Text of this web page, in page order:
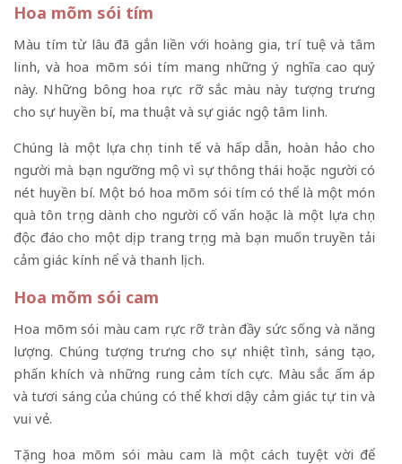
Hoa mõm sói tím
Màu tím từ lâu đã gắn liền với hoàng gia, trí tuệ và tâm
linh, và hoa mõm sói tím mang những ý nghĩa cao quý
này. Những bông hoa rực rỡ sắc màu này tượng trưng
cho sự huyền bí, ma thuật và sự giác ngộ tâm linh.
Chúng là một lựa chọn tinh tế và hấp dẫn, hoàn hảo cho
người mà bạn ngưỡng mộ vì sự thông thái hoặc người có
nét huyền bí. Một bó hoa mõm sói tím có thể là một món
quà tôn trọng dành cho người cố vấn hoặc là một lựa chọn
độc đáo cho một dịp trang trọng mà bạn muốn truyền tải
cảm giác kính nể và thanh lịch.
Hoa mõm sói cam
Hoa mõm sói màu cam rực rỡ tràn đầy sức sống và năng
lượng. Chúng tượng trưng cho sự nhiệt tình, sáng tạo,
phấn khích và những rung cảm tích cực. Màu sắc ấm áp
và tươi sáng của chúng có thể khơi dậy cảm giác tự tin và
vui vẻ.
Tặng hoa mõm sói màu cam là một cách tuyệt vời để